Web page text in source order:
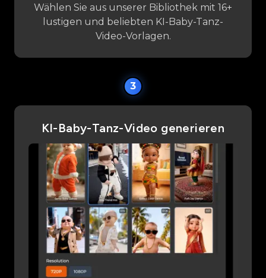
Wählen Sie aus unserer Bibliothek mit 16+
lustigen und beliebten KI-Baby-Tanz-
Video-Vorlagen.
3
KI-Baby-Tanz-Video generieren